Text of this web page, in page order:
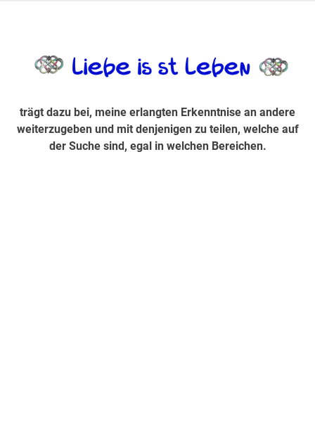
Suche sind, egal in welchen Bereichen.
trägt dazu bei, meine erlangten Erkenntnise an andere
weiterzugeben und mit denjenigen zu teilen, welche auf
der Suche sind, egal in welchen Bereichen.